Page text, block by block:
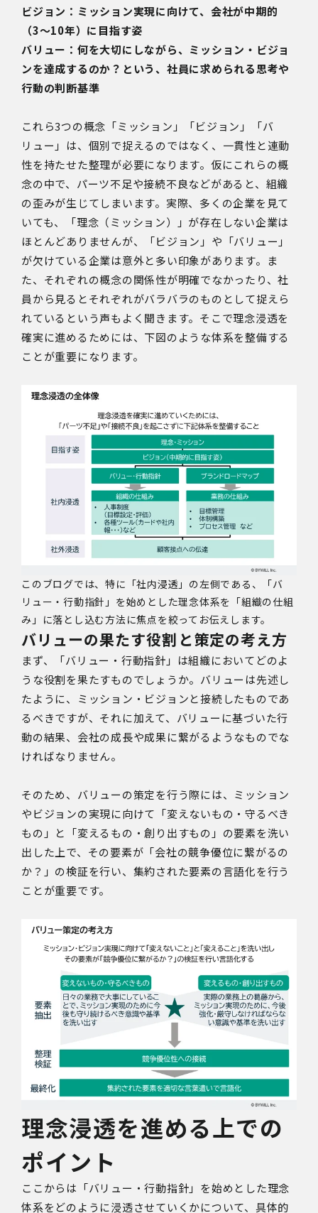
ビジョン：ミッション実現に向けて、会社が中期的
（3〜10年）に目指す姿
バリュー：何を大切にしながら、ミッション・ビジョ
ンを達成するのか？という、社員に求められる思考や
行動の判断基準
これら3つの概念「ミッション」「ビジョン」「バ
リュー」は、個別で捉えるのではなく、一貫性と連動
性を持たせた整理が必要になります。仮にこれらの概
念の中で、パーツ不足や接続不良などがあると、組織
の歪みが生じてしまいます。実際、多くの企業を見て
いても、「理念（ミッション）」が存在しない企業は
ほとんどありませんが、「ビジョン」や「バリュー」
が欠けている企業は意外と多い印象があります。ま
た、それぞれの概念の関係性が明確でなかったり、社
員から見るとそれぞれがバラバラのものとして捉えら
れているという声もよく聞きます。そこで理念浸透を
確実に進めるためには、下図のような体系を整備する
ことが重要になります。
このブログでは、特に「社内浸透」の左側である、「バ
リュー・行動指針」を始めとした理念体系を「組織の仕組
み」に落とし込む方法に焦点を絞ってお伝えします。
バリューの果たす役割と策定の考え方
まず、「バリュー・行動指針」は組織においてどのよ
うな役割を果たすものでしょうか。バリューは先述し
たように、ミッション・ビジョンと接続したものであ
るべきですが、それに加えて、バリューに基づいた行
動の結果、会社の成長や成果に繋がるようなものでな
ければなりません。
そのため、バリューの策定を行う際には、ミッション
やビジョンの実現に向けて「変えないもの・守るべき
もの」と「変えるもの・創り出すもの」の要素を洗い
出した上で、その要素が「会社の競争優位に繋がるの
か？」の検証を行い、集約された要素の言語化を行う
ことが重要です。
理念浸透を進める上での
ポイント
ここからは「バリュー・行動指針」を始めとした理念
体系をどのように浸透させていくかについて、具体的